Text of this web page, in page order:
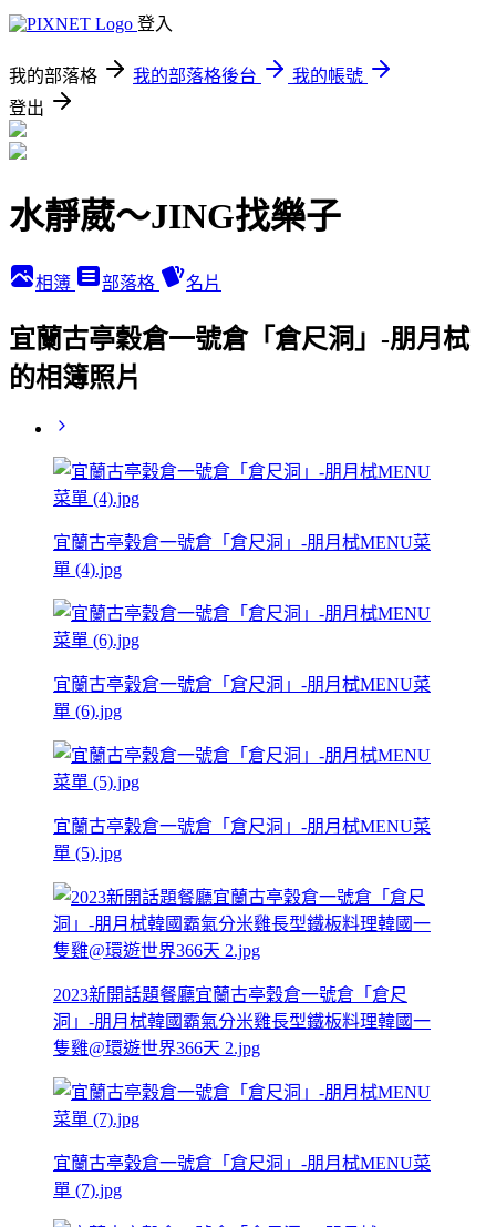
登入
我的部落格 我的部落格後台
我的帳號
登出
水靜葳～JING找樂子
相簿 部落格 名片
宜蘭古亭穀倉一號倉「倉尺洞」-朋月栻
的相簿照片
宜蘭古亭穀倉一號倉「倉尺洞」-朋月栻MENU菜
單 (4).jpg
宜蘭古亭穀倉一號倉「倉尺洞」-朋月栻MENU菜
單 (6).jpg
宜蘭古亭穀倉一號倉「倉尺洞」-朋月栻MENU菜
單 (5).jpg
2023新開話題餐廳宜蘭古亭穀倉一號倉「倉尺
洞」-朋月栻韓國霸氣分米雞長型鐵板料理韓國一
隻雞@環遊世界366天 2.jpg
宜蘭古亭穀倉一號倉「倉尺洞」-朋月栻MENU菜
單 (7).jpg